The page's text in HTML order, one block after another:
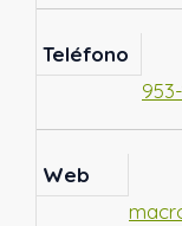
Teléfono
Web